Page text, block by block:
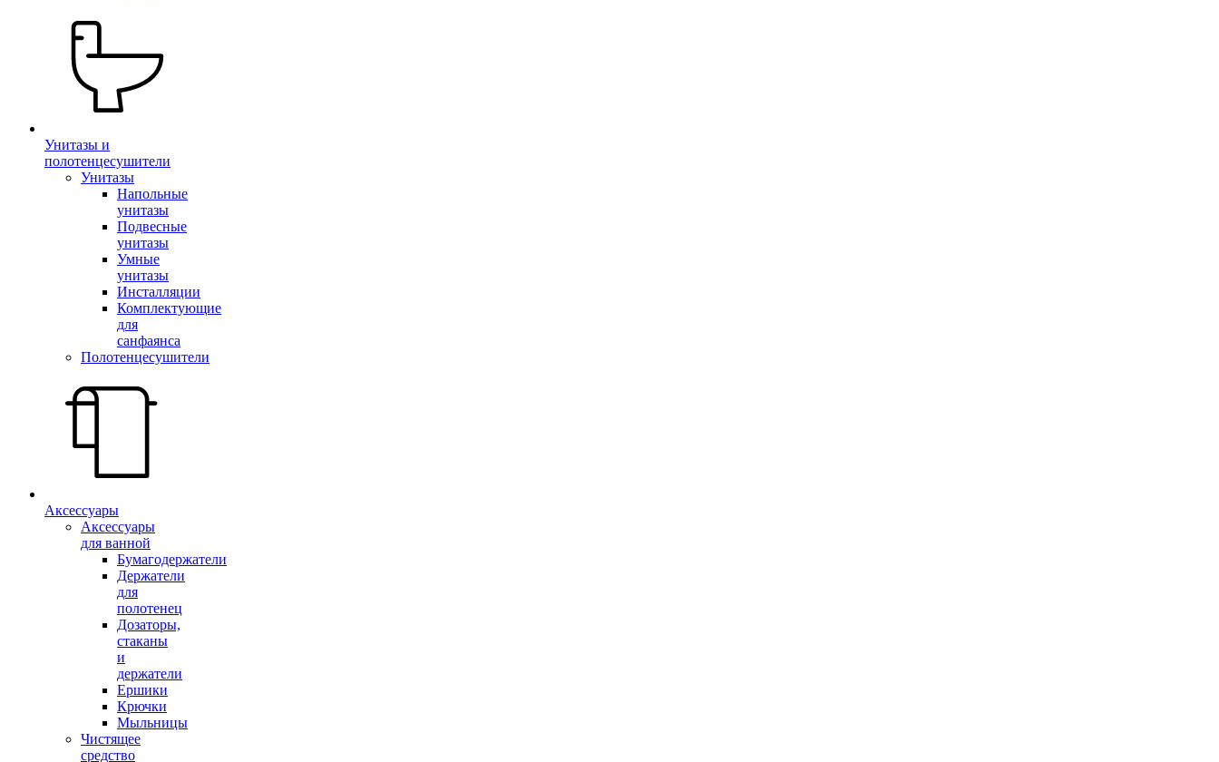
Унитазы и
полотенцесушители
Унитазы
Напольные
унитазы
Подвесные
унитазы
Умные
унитазы
Инсталляции
Комплектующие
для
санфаянса
Полотенцесушители
Аксессуары
Аксессуары
для ванной
Бумагодержатели
Держатели
для
полотенец
Дозаторы,
стаканы
и
держатели
Ершики
Крючки
Мыльницы
Чистящее
средство